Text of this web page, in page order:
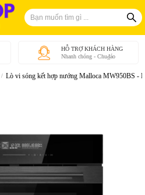
HỖ TRỢ KHÁCH HÀNG
Nhanh chóng - Chu₫áo
Lò vi sóng kết hợp nướng Malloca MW950BS -